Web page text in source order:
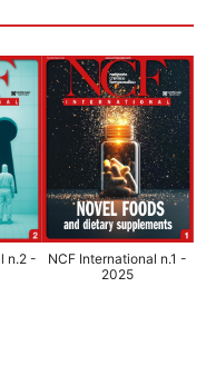
n.2 -
NCF International n.1 -
2025